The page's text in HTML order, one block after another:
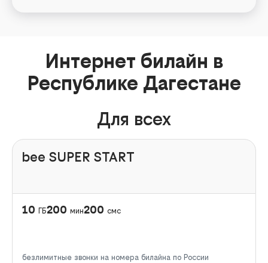
Интернет билайн в
Республике Дагестане
Для всех
bee SUPER START
10 ГБ200 мин200 смс
безлимитные звонки на номера билайна по России